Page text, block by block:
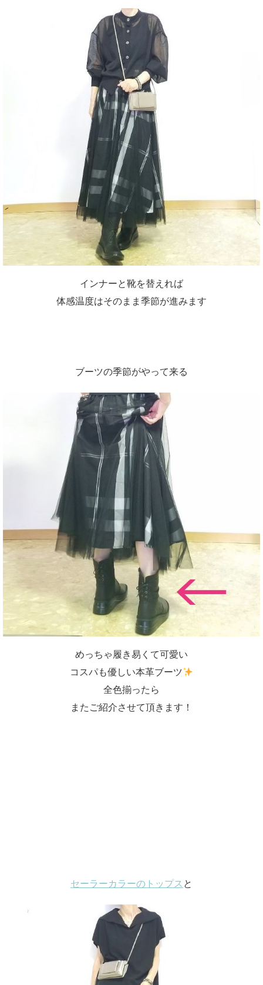
インナーと靴を替えれば
体感温度はそのまま季節が進みます
ブーツの季節がやって来る
めっちゃ履き易くて可愛い
コスパも優しい本革ブーツ
全色揃ったら
またご紹介させて頂きます！
セーラーカラーのトップス と